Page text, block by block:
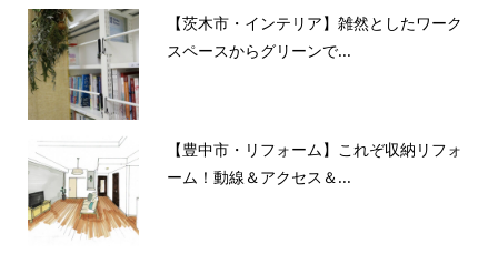
【茨木市・インテリア】雑然としたワーク
スペースからグリーンで...
【豊中市・リフォーム】これぞ収納リフォ
ーム！動線＆アクセス＆...